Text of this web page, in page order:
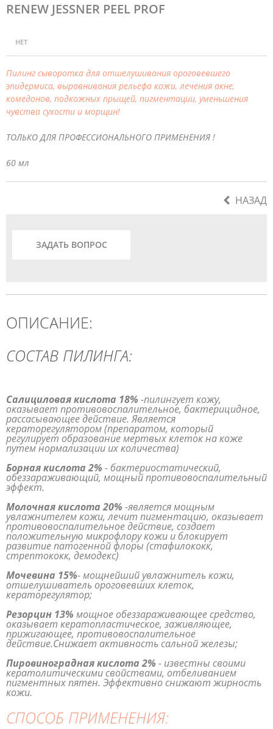
RENEW JESSNER PEEL PROF
НЕТ
Пилинг сыворотка для отшелушивания ороговевшего
эпидермиса, выравнивания рельефа кожи, лечения акне,
комедонов, подкожных прыщей, пигментации, уменьшения
чувства сухости и морщин!
ТОЛЬКО ДЛЯ ПРОФЕССИОНАЛЬНОГО ПРИМЕНЕНИЯ !
60 мл
НАЗАД
ЗАДАТЬ ВОПРОС
ОПИСАНИЕ:
СОСТАВ ПИЛИНГА:
Салициловая кислота 18% -пилингует кожу,
оказывает противовоспалительное, бактерицидное,
рассасывающее действие. Является
кераторегулятором (препаратом, который
регулирует образование мертвых клеток на коже
путем нормализации их количества)
Борная кислота 2% - бактериостатический,
обеззараживающий, мощный противовоспалительный
эффект.
Молочная кислота 20% -является мощным
увлажнителем кожи, лечит пигментацию, оказывает
противовоспалительное действие, создает
положительную микрофлору кожи и блокирует
развитие патогенной флоры (стафилококк,
стрептококк, демодекс)
Мочевина 15%- мощнейший увлажнитель кожи,
отшелушиватель ороговевших клеток,
кераторегулятор;
Резорцин 13% мощное обеззараживающее средство,
оказывает кератопластическое, заживляющее,
прижигающее, противовоспалительное
действие.Снижает активность сальной железы;
Пировиноградная кислота 2% - известны своими
кератолитическими свойствами, отбеливанием
пигментных пятен. Эффективно снижают жирность
кожи.
СПОСОБ ПРИМЕНЕНИЯ: